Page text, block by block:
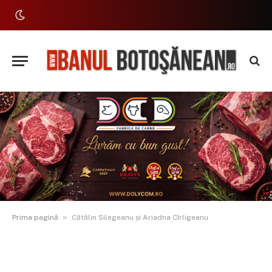
Prima pagină » Cătălin Silegeanu și Ariadna Cîrligeanu